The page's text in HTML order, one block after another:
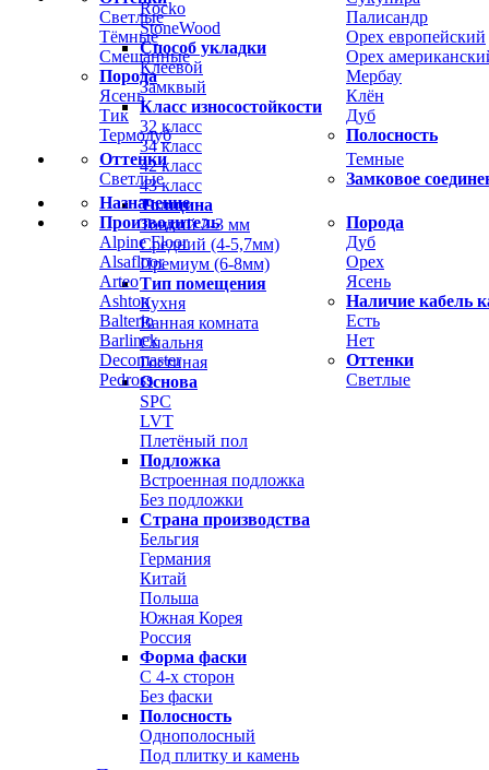
Светлые
Тёмные
Смешанные
Порода
Ясень
Тик
Термодуб
Палисандр
Орех европейский
Орех
Мербау
Клён
Дуб
Полосность
Оттенки
Светлые
Темные
Замковое
Назначение
Производитель
Alpine Floor
Alsafloor
Arteo
Ashton
Balterio
Barlinek
Decomaster
Pedross
Порода
Дуб
Орех
Ясень
Наличие кабель
Есть
Нет
Оттенки
Светлые
Rocko
StoneWood
Способ укладки
Клеевой
Замквый
Класс износостойкости
32 класс
34 класс
42 класс
43 класс
Толщина
Тонкий 2-3 мм
Средний (4-5,7мм)
Премиум (6-8мм)
Тип помещения
Кухня
Ванная комната
Спальня
Гостиная
Основа
SPC
LVT
Плетёный пол
Подложка
Встроенная подложка
Без подложки
Страна производства
Бельгия
Германия
Китай
Польша
Южная Корея
Россия
Форма фаски
С 4-х сторон
Без фаски
Полосность
Однополосный
Под плитку и камень